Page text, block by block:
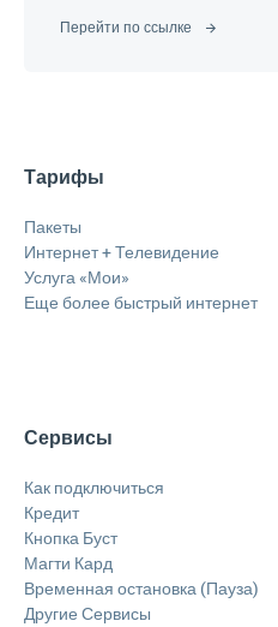
Перейти по ссылке
Тарифы
Пакеты
Интернет + Телевидение
Услуга «Мои»
Еще более быстрый интернет
Сервисы
Как подключиться
Кредит
Кнопка Буст
Магти Кард
Временная остановка (Пауза)
Другие Сервисы